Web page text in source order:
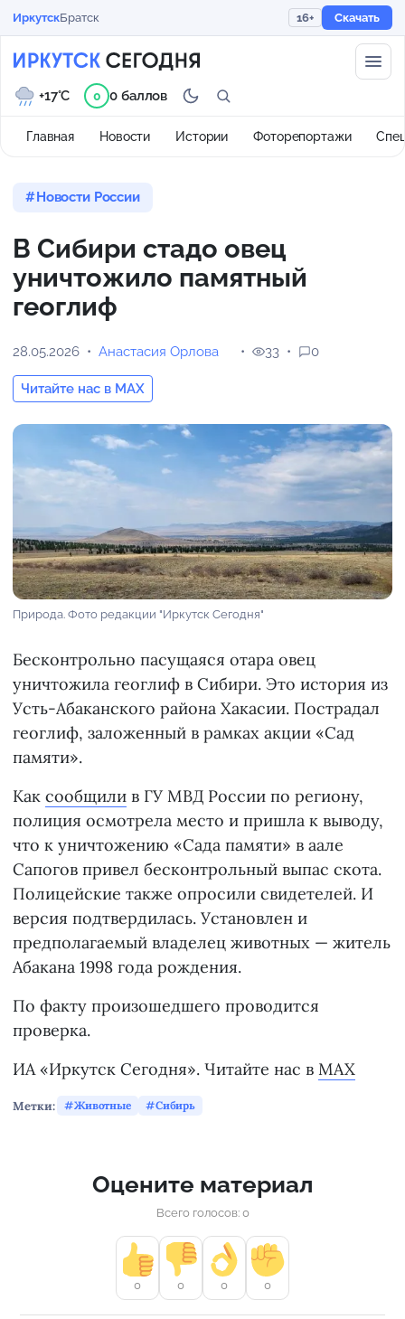
ИркутскБратск 16+ Скачать
Главная Новости Истории Фоторепортажи
+17°C 0 0 баллов
Новости России
В Сибири стадо овец
уничтожило памятный
геоглиф
28.05.2026 Анастасия Орлова
Читайте нас в MAX
33 0
Природа. Фото редакции "Иркутск Сегодня"
Бесконтрольно пасущаяся отара овец
уничтожила геоглиф в Сибири. Это история из
Усть-Абаканского района Хакасии. Пострадал
геоглиф, заложенный в рамках акции «Сад
памяти».
Как сообщили в ГУ МВД России по региону,
полиция осмотрела место и пришла к выводу,
что к уничтожению «Сада памяти» в аале
Сапогов привел бесконтрольный выпас скота.
Полицейские также опросили свидетелей. И
версия подтвердилась. Установлен и
предполагаемый владелец животных — житель
Абакана 1998 года рождения.
По факту произошедшего проводится
проверка.
ИА «Иркутск Сегодня». Читайте нас в MAX
Метки: Животные Сибирь
Оцените материал
Всего голосов: 0
0 0 0 0